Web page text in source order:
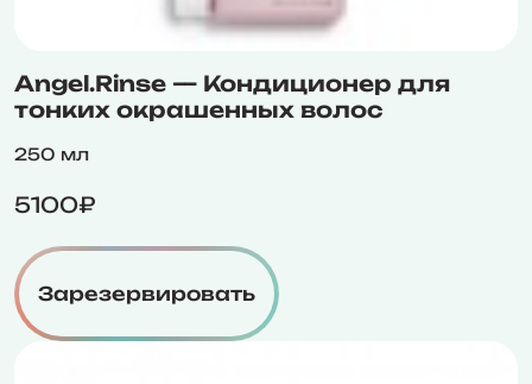
Angel.Rinse — Кондиционер для
тонких окрашенных волос
250 мл
5100₽
Зарезервировать